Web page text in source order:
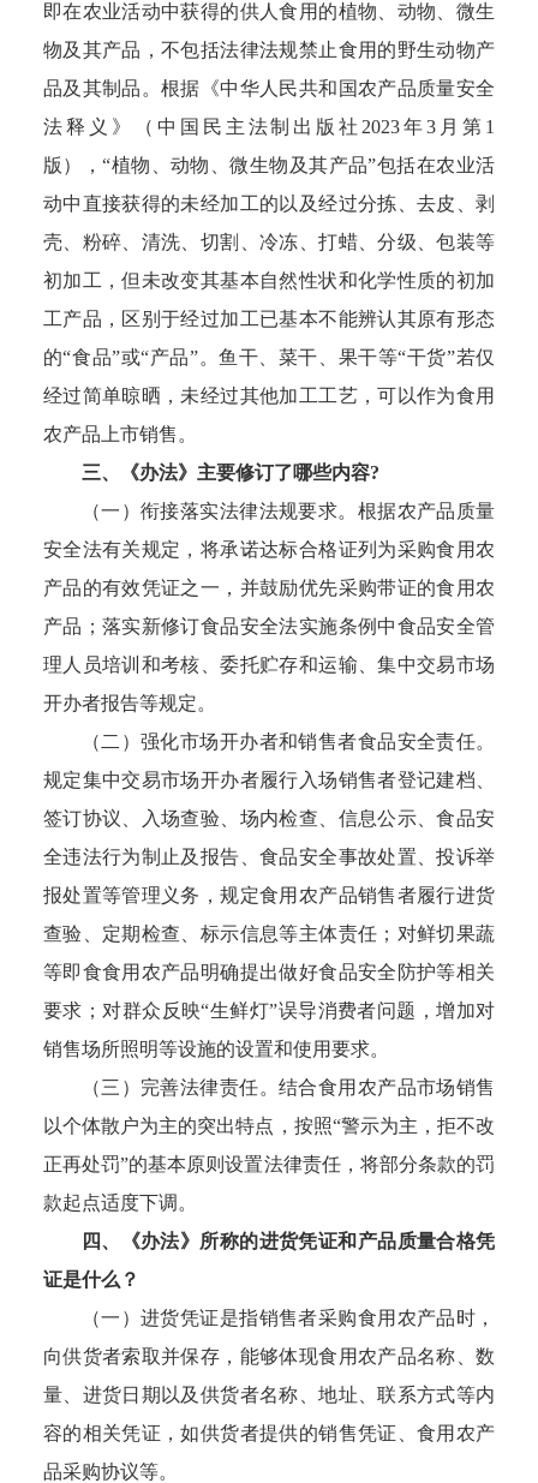
即在农业活动中获得的供人食用的植物、动物、微生
物及其产品，不包括法律法规禁止食用的野生动物产
品及其制品。根据《中华人民共和国农产品质量安全
法释义》（中国民主法制出版社2023年3月第1
版），“植物、动物、微生物及其产品”包括在农业活
动中直接获得的未经加工的以及经过分拣、去皮、剥
壳、粉碎、清洗、切割、冷冻、打蜡、分级、包装等
初加工，但未改变其基本自然性状和化学性质的初加
工产品，区别于经过加工已基本不能辨认其原有形态
的“食品”或“产品”。鱼干、菜干、果干等“干货”若仅
经过简单晾晒，未经过其他加工工艺，可以作为食用
农产品上市销售。
三、《办法》主要修订了哪些内容?
（一）衔接落实法律法规要求。根据农产品质量
安全法有关规定，将承诺达标合格证列为采购食用农
产品的有效凭证之一，并鼓励优先采购带证的食用农
产品；落实新修订食品安全法实施条例中食品安全管
理人员培训和考核、委托贮存和运输、集中交易市场
开办者报告等规定。
（二）强化市场开办者和销售者食品安全责任。
规定集中交易市场开办者履行入场销售者登记建档、
签订协议、入场查验、场内检查、信息公示、食品安
全违法行为制止及报告、食品安全事故处置、投诉举
报处置等管理义务，规定食用农产品销售者履行进货
查验、定期检查、标示信息等主体责任；对鲜切果蔬
等即食食用农产品明确提出做好食品安全防护等相关
要求；对群众反映“生鲜灯”误导消费者问题，增加对
销售场所照明等设施的设置和使用要求。
（三）完善法律责任。结合食用农产品市场销售
以个体散户为主的突出特点，按照“警示为主，拒不改
正再处罚”的基本原则设置法律责任，将部分条款的罚
款起点适度下调。
四、《办法》所称的进货凭证和产品质量合格凭
证是什么？
（一）进货凭证是指销售者采购食用农产品时，
向供货者索取并保存，能够体现食用农产品名称、数
量、进货日期以及供货者名称、地址、联系方式等内
容的相关凭证，如供货者提供的销售凭证、食用农产
品采购协议等。